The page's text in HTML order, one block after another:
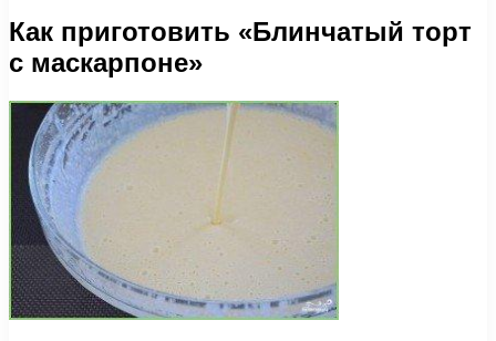
Как приготовить «Блинчатый торт
с маскарпоне»